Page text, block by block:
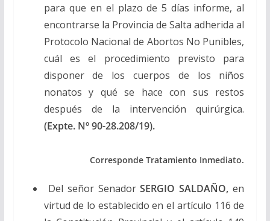
para que en el plazo de 5 días informe, al
encontrarse la Provincia de Salta adherida al
Protocolo Nacional de Abortos No Punibles,
cuál es el procedimiento previsto para
disponer de los cuerpos de los niños
nonatos y qué se hace con sus restos
después de la intervención quirúrgica.
(Expte. Nº 90-28.208/19).
Corresponde Tratamiento Inmediato.
Del señor SenadorSERGIO SALDAÑO,en
virtud de lo establecido en el artículo 116 de